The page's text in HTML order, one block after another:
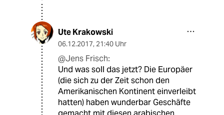
Ute Krakowski
06.12.2017, 21:40 Uhr
@Jens Frisch:
Und was soll das jetzt? Die Europäer
(die sich zu der Zeit schon den
Amerikanischen Kontinent einverleibt
hatten) haben wunderbar Geschäfte